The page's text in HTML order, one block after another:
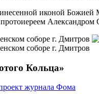
иконой Божией
Кольца»